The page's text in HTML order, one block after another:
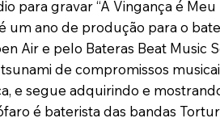
para gravar “A Vingança é
um ano de produção para o
Air e pelo Bateras Beat Music
de compromissos
e segue adquirindo e
é baterista das bandas